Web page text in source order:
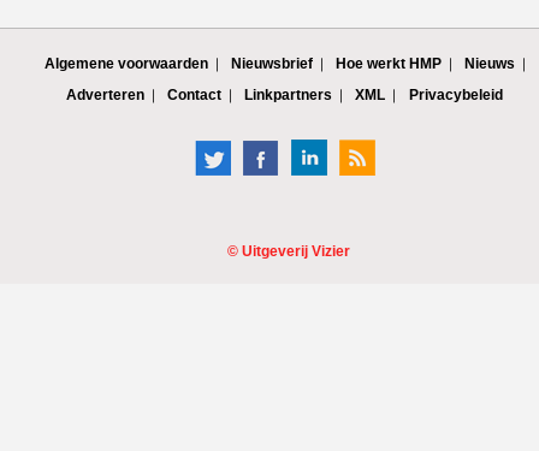
Algemene voorwaarden Nieuwsbrief Hoe werkt HMP
Nieuws
Adverteren
Contact Linkpartners XML Privacybeleid
© Uitgeverij Vizier